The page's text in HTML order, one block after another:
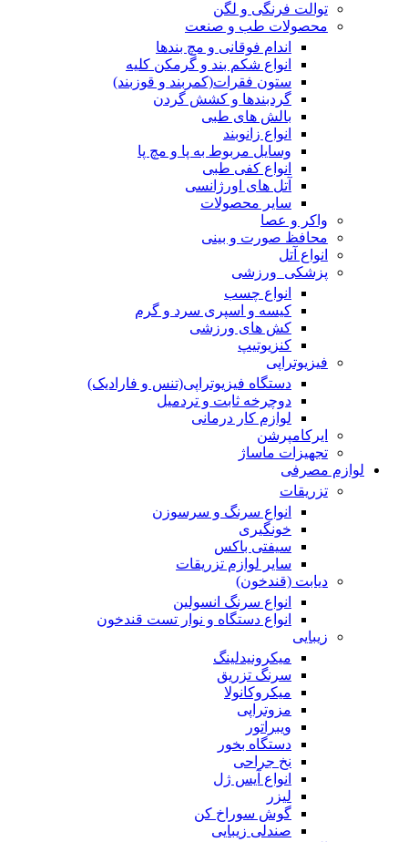
توالت فرنگی و لگن
محصولات طب و صنعت
اندام فوقانی و مچ بندها
انواع شکم بند و گرمکن کلیه
ستون فقرات(کمربند و قوزبند)
گردبندها و کشش گردن
بالش های طبی
انواع زانوبند
وسایل مربوط به پا و مچ پا
انواع کفی طبی
آتل های اورژانسی
سایر محصولات
واکر و عصا
محافظ صورت و بینی
انواع آتل
پزشکی_ورزشی
انواع چسب
کیسه و اسپری سرد و گرم
کش های ورزشی
کنزیوتیپ
فیزیوتراپی
دستگاه فیزیوتراپی(تنس و فارادیک)
دوچرخه ثابت و تردمیل
لوازم کار درمانی
ایرکامپرشن
تجهیزات ماساژ
لوازم مصرفی
تزریقات
انواع سرنگ و سرسوزن
خونگیری
سیفتی باکس
سایر لوازم تزریقات
دیابت (قندخون)
انواع سرنگ انسولین
انواع دستگاه و نوار تست قندخون
زیبایی
میکرونیدلینگ
سرنگ تزریق
میکروکانولا
مزوتراپی
ویبراتور
دستگاه بخور
نخ جراحی
انواع آیس ژل
لیزر
گوش سوراخ کن
صندلی زیبایی